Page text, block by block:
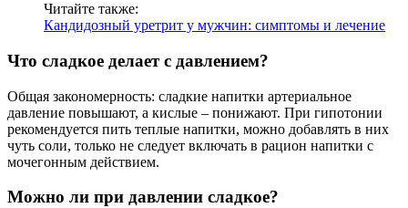
Читайте также:
Кандидозный уретрит у мужчин: симптомы и лечение
Что сладкое делает с давлением?
Общая закономерность: сладкие напитки артериальное
давление повышают, а кислые – понижают. При гипотонии
рекомендуется пить теплые напитки, можно добавлять в них
чуть соли, только не следует включать в рацион напитки с
мочегонным действием.
Можно ли при давлении сладкое?